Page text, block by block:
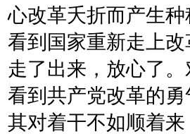
心改革夭折而产生
看到国家重新走上
走了出来，放心了
看到共产党改革的
其对着干不如顺着